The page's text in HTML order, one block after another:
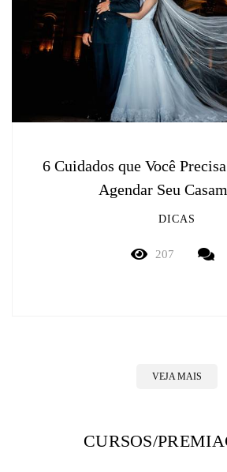
6 Cuidados que Você
Agendar Seu
DICAS
207
VEJA MAIS
CURSOS/